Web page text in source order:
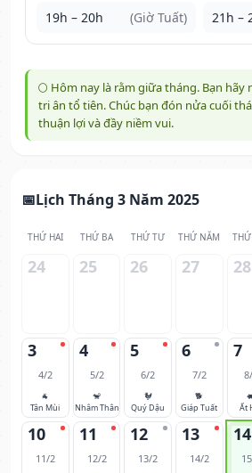
19h – 20h (Giờ Tuất) 21h –
🌕 Hôm nay là rằm giữa tháng. Bạn
tri ân tổ tiên. Chúc bạn đón nửa cuối
thuận lợi và đầy niềm vui.
Lịch Tháng 3 Năm 2025
THỨ HAI THỨ BA THỨ TƯ THỨ NĂM THỨ
24 25 26 27 28
3
4/2
🐐
Tân Mùi
4
5/2
🐒
Nhâm Thân
5
6/2
🐓
Quý Dậu
6
7/2
🐕
Giáp Tuất
7
Ất
10
11/2
11
12/2
12
13/2
13
14/2
14